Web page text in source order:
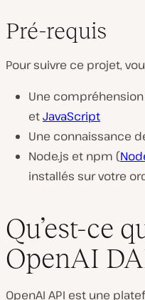
Pré-requis
Pour suivre ce projet,
Une
etJavaScript
Une connaissance
Node.js et npm (
installés sur votre
Qu’est-ce
OpenAI
OpenAI API est une